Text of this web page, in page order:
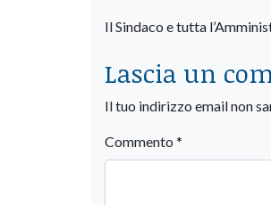
Il Sindaco e tutta
Lascia un
Il tuo indirizzo email non
Commento *